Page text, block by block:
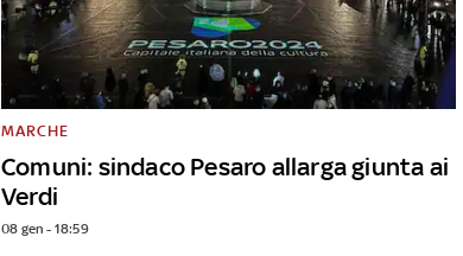
Comuni: sindaco Pesaro allarga giunta ai
Verdi
MARCHE
08 gen - 18:59